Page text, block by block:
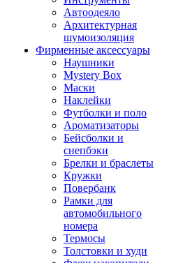
Автоодеяло
Архитектурная
шумоизоляция
Фирменные аксессуары
Наушники
Mystery Box
Маски
Наклейки
Футболки и поло
Ароматизаторы
Бейсболки и
снепбэки
Брелки и браслеты
Кружки
Повербанк
Рамки для
автомобильного
номера
Термосы
Толстовки и худи